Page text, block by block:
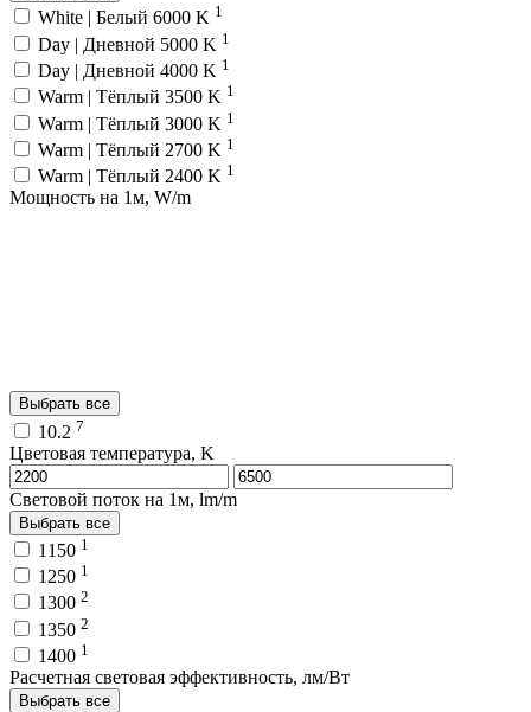
White | Белый 6000 K 1
Day | Дневной 5000 K 1
Day | Дневной 4000 K 1
Warm | Тёплый 3500 K 1
Warm | Тёплый 3000 K 1
Warm | Тёплый 2700 K 1
Warm | Тёплый 2400 K 1
Мощность на 1м, W/m
Выбрать все
10.2 7
Цветовая температура, K
Световой поток на 1м, lm/m
Выбрать все
1150 1
1250 1
1300 2
1350 2
1400 1
Расчетная световая эффективность, лм/Вт
Выбрать все